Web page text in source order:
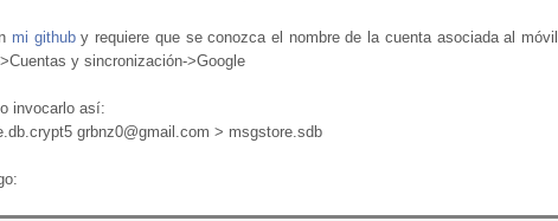
mi githuby requiere que se conozca el nombre de la cuenta asociada al móvil,
y sincronización->Google
invocarlo así:
grbnz0@gmail.com > msgstore.sdb